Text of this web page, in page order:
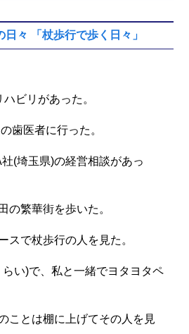
々 「杖歩行で歩く日々」
ビリがあった。
歯医者に行った。
(埼玉県)の経営相談があっ
の繁華街を歩いた。
スで杖歩行の人を見た。
い)で、私と一緒でヨタヨタペ
ことは棚に上げてその人を見